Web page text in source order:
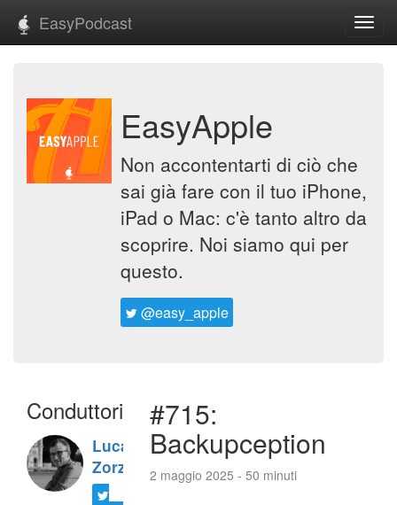
EasyPodcast
EasyApple
Non accontentarti di ciò che
sai già fare con il tuo iPhone,
iPad o Mac: c'è tanto altro da
scoprire. Noi siamo qui per
questo.
@easy_apple
Conduttori
Luca
Zorzi
#715:
Backupception
2 maggio 2025 - 50 minuti